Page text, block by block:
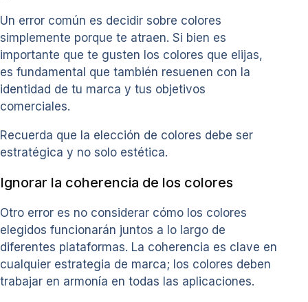
Un error común es decidir sobre colores
simplemente porque te atraen. Si bien es
importante que te gusten los colores que elijas,
es fundamental que también resuenen con la
identidad de tu marca y tus objetivos
comerciales.
Recuerda que la elección de colores debe ser
estratégica y no solo estética.
Ignorar la coherencia de los colores
Otro error es no considerar cómo los colores
elegidos funcionarán juntos a lo largo de
diferentes plataformas. La coherencia es clave en
cualquier estrategia de marca; los colores deben
trabajar en armonía en todas las aplicaciones.